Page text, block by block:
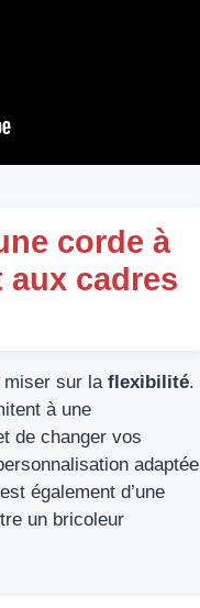
corde à
cadres
miser sur la flexibilité.
à une
de changer vos
adaptée
également d’une
un bricoleur